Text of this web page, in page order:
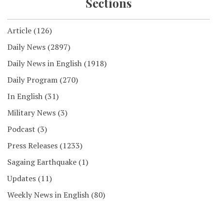
Article (126)
Daily News (2897)
Daily News in English (1918)
Daily Program (270)
In English (31)
Military News (3)
Podcast (3)
Press Releases (1233)
Sagaing Earthquake (1)
Updates (11)
Weekly News in English (80)